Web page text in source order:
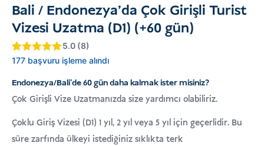
Bali / Endonezya'da Çok Girişli Turist
Vizesi Uzatma (D1) (+60 gün)
5
müşteri
dayanarak 5
üzerinden5
puan aldı
5.0 (8)
177 başvuru işleme alındı
Endonezya/Bali'de 60 gün daha kalmak ister misiniz?
Çok Girişli Vize Uzatmanızda size yardımcı olabiliriz.
Çoklu Giriş Vizesi (D1) 1 yıl, 2 yıl veya 5 yıl için geçerlidir. Bu
süre zarfında ülkeyi istediğiniz sıklıkta terk
Sungai Watch'a Bağış Yapın
Bali'nin nehirlerini temizlemek için
ABD DOLARI